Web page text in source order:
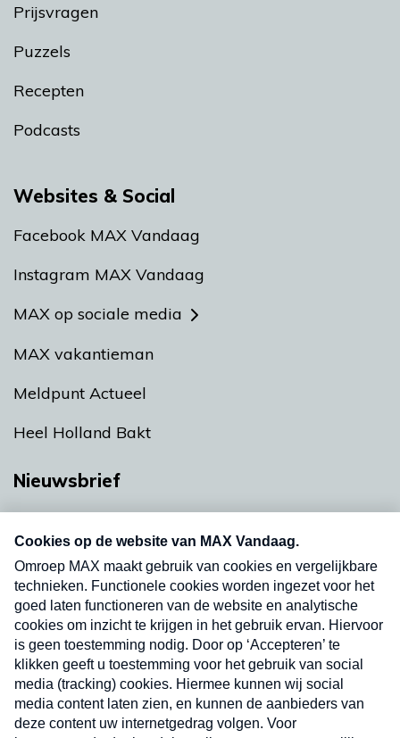
Prijsvragen
Puzzels
Recepten
Podcasts
Websites & Social
Facebook MAX Vandaag
Instagram MAX Vandaag
MAX op sociale media
MAX vakantieman
Meldpunt Actueel
Heel Holland Bakt
Nieuwsbrief
nieuwsbrief. Elke vrijdag- en dinsdagochtend in
uw mailbox.
Verzend